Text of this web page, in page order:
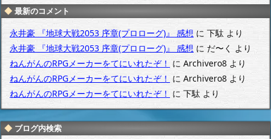
最新のコメント
永井豪 『地球大戦2053 序章(プロローグ)』 感想 に下駄より
永井豪 『地球大戦2053 序章(プロローグ)』 感想にだ〜く より
ねんがんのRPGメーカーをてにいれたぞ！ に Archivero8 より
ねんがんのRPGメーカーをてにいれたぞ！ に Archivero8より
ねんがんのRPGメーカーをてにいれたぞ！に下駄より
ブログ内検索